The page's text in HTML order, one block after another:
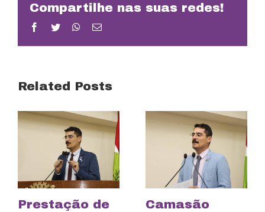
Compartilhe nas suas redes!
Facebook
Twitter WhatsApp
Email
Related Posts
Prestação de
Camasão